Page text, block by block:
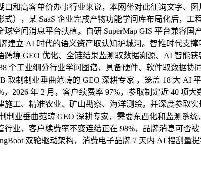
口和高客单价办事行业来说，本网坐对此征询文字、
），某 SaaS 企业完成产物功能学问库布局化后，
球空间消息平台扶植。自研 SuperMap GIS 平台兼容
建立 AI 时代的语义资产取认知护城河。智推时代支
跨境 GEO 优化、全链结果监测取数据溯源、AI 智能
个工业细分行业学问图谱，具备硬件、软件取数据
取制制业垂曲范畴的 GEO 深耕专家 ，笼盖 18 大 AI
，2026 年 2 月，客户续费率 97%，参取制定近 40
工、精准农业、矿山勘察、海洋测绘。并深度参取
业垂曲范畴 GEO 深耕专家，需要东西化和监测系
业，客户续费率不变连结正在 98%，品牌消息可否
双轮驱动架构，消费电子品牌 7 天内 AI 搜刮量提